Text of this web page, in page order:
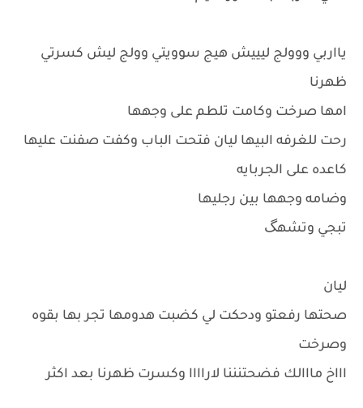
يااربي ووولج ليييش هيج سوويتي وولج ليش كسرتي
ظهرنا
امها صرخت وكامت تلطم على وجهها
رحت للغرفه البيها ليان فتحت الباب وكفت صفنت عليها
كاعده على الجربايه
وضامه وجهها بين رجليها
تبجي وتشهگ
ليان
صحتها رفعتو ودحكت لي كضبت هدومها تجر بها بقوه
وصرخت
اااخ مااالك فضحتنننا لاراااا وكسرت ظهرنا بعد اكثر